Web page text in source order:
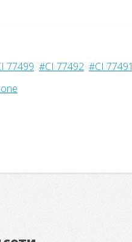
77499 #CI 77492 #CI 77491